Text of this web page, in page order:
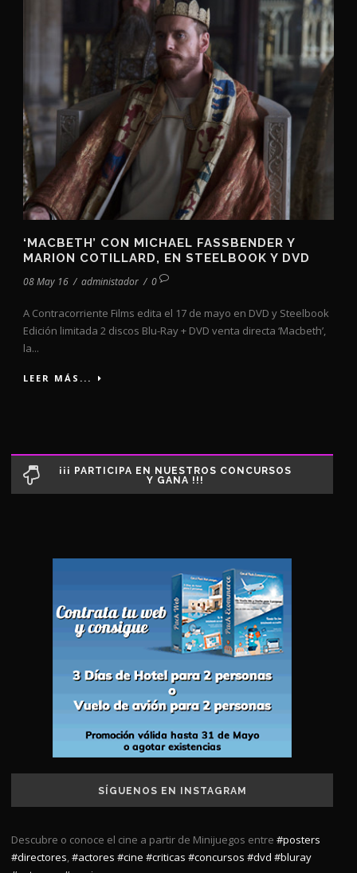
‘MACBETH’ CON MICHAEL FASSBENDER Y
MARION COTILLARD, EN STEELBOOK Y DVD
08 May 16 / administador / 0
A Contracorriente Films edita el 17 de mayo en DVD y Steelbook
Edición limitada 2 discos Blu-Ray + DVD venta directa ‘Macbeth’,
la...
LEER MÁS...
¡¡¡ PARTICIPA EN NUESTROS CONCURSOS
Y GANA !!!
SÍGUENOS EN INSTAGRAM
Descubre o conoce el cine a partir de Minijuegos entre #posters
#directores,#actores #cine #criticas #concursos #dvd #bluray